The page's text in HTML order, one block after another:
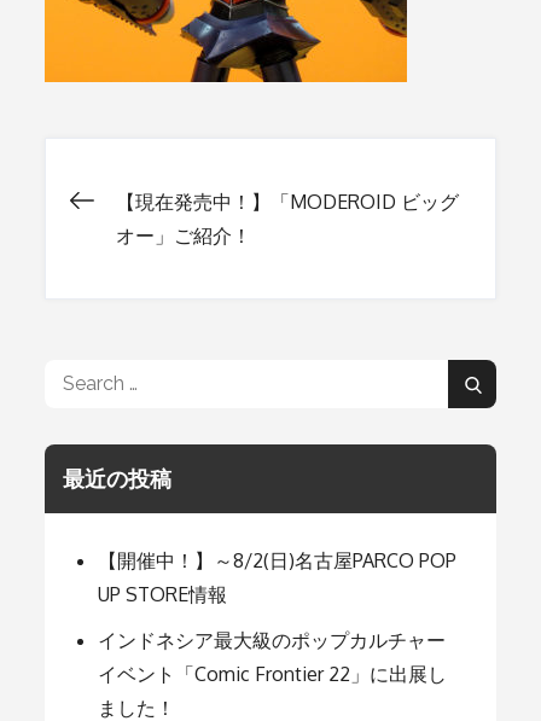
投
ナ
ビ
ゲ
ー
シ
【現在発売中！】「MODEROID ビッグ
オー」ご紹介！
Search
Search
最近の投稿
【開催中！】～8/2(日)名古屋PARCO POP
UP STORE情報
インドネシア最大級のポップカルチャー
イベント「Comic Frontier 22」に出展し
ました！